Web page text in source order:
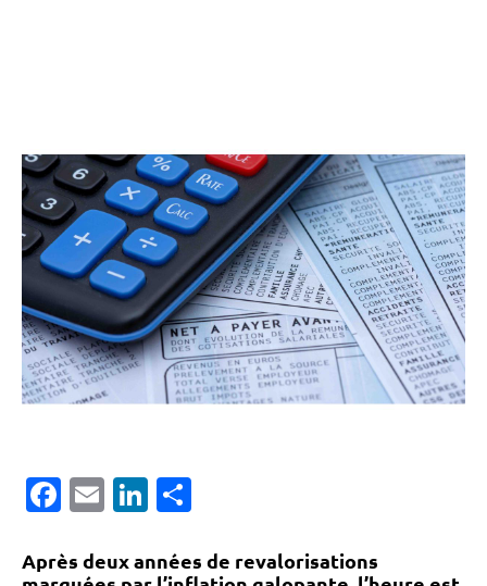
Facebook
EmailLinkedIn
Après deux années de revalorisations